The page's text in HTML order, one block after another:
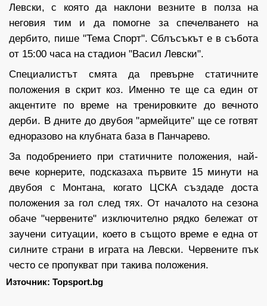
Левски, с която да наклони везните в полза на
неговия тим и да помогне за спечелването на
дербито, пише "Тема Спорт". Сблъсъкът е в събота
от 15:00 часа на стадион "Васил Левски".
Специалистът смята да превърне статичните
положения в скрит коз. Именно те ще са един от
акцентите по време на тренировките до вечното
дерби. В дните до двубоя "армейците" ще се готвят
едноразово на клубната база в Панчарево.
За подобрението при статичните положения, най-
вече корнерите, подсказаха първите 15 минути на
двубоя с Монтана, когато ЦСКА създаде доста
положения за гол след тях. От началото на сезона
обаче "червените" изключително рядко бележат от
заучени ситуации, което в същото време е една от
силните страни в играта на Левски. Червените пък
често се пропукват при такива положения.
Източник: Topsport.bg